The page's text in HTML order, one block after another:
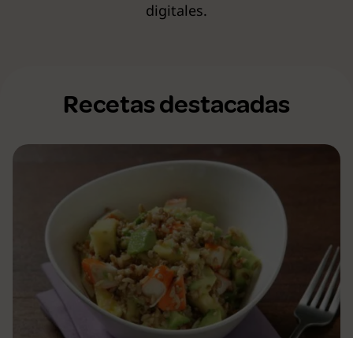
digitales.
Recetas destacadas